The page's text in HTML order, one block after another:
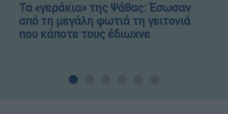
Τα «γεράκια» της Ψάθας: Έσωσαν
από τη μεγάλη φωτιά τη γειτονιά
που κάποτε τους έδιωχνε